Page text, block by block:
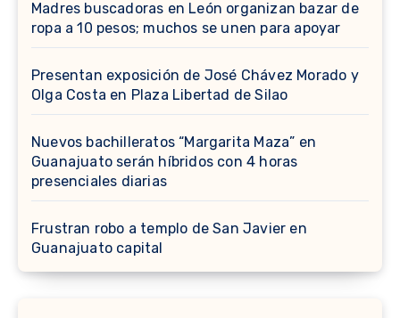
Madres buscadoras en León organizan bazar de
ropa a 10 pesos; muchos se unen para apoyar
Presentan exposición de José Chávez Morado y
Olga Costa en Plaza Libertad de Silao
Nuevos bachilleratos “Margarita Maza” en
Guanajuato serán híbridos con 4 horas
presenciales diarias
Frustran robo a templo de San Javier en
Guanajuato capital